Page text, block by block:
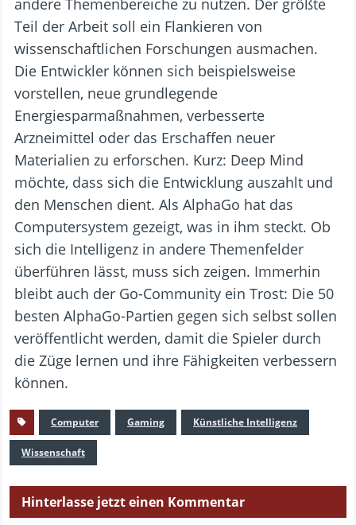
andere Themenbereiche zu nutzen. Der größte
Teil der Arbeit soll ein Flankieren von
wissenschaftlichen Forschungen ausmachen.
Die Entwickler können sich beispielsweise
vorstellen, neue grundlegende
Energiesparmaßnahmen, verbesserte
Arzneimittel oder das Erschaffen neuer
Materialien zu erforschen. Kurz: Deep Mind
möchte, dass sich die Entwicklung auszahlt und
den Menschen dient. Als AlphaGo hat das
Computersystem gezeigt, was in ihm steckt. Ob
sich die Intelligenz in andere Themenfelder
überführen lässt, muss sich zeigen. Immerhin
bleibt auch der Go-Community ein Trost: Die 50
besten AlphaGo-Partien gegen sich selbst sollen
veröffentlicht werden, damit die Spieler durch
die Züge lernen und ihre Fähigkeiten verbessern
können.
Computer Gaming Künstliche Intelligenz
Wissenschaft
Hinterlasse jetzt einen Kommentar